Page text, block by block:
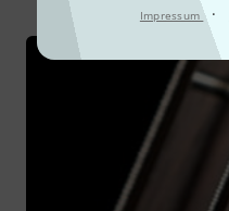
Impressum ·